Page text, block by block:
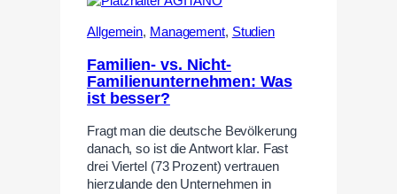
Allgemein, Management, Studien
Familien- vs. Nicht-
Familienunternehmen: Was
ist besser?
Fragt man die deutsche Bevölkerung
danach, so ist die Antwort klar. Fast
drei Viertel (73 Prozent) vertrauen
hierzulande den Unternehmen in